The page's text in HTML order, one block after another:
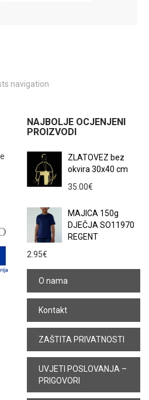
navigation
NAJBOLJE OCJENJENI
PROIZVODI
ZLATOVEZ bez
okvira 30x40 cm
35.00€
MAJICA 150g
DJEČJA SO11970
REGENT
2.95€
O nama
Kontakt
ZAŠTITA PRIVATNOSTI
UVJETI POSLOVANJA –
PRIGOVORI